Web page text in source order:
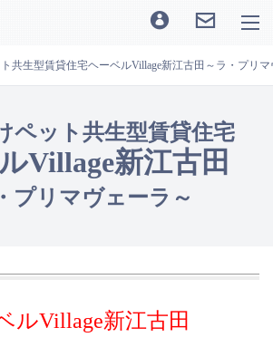
共生型賃貸住宅ヘーベルVillage新江古田～ラ・プリ
ペット共生型賃貸住宅
Village新江古田
プリマヴェーラ～
ルVillage新江古田